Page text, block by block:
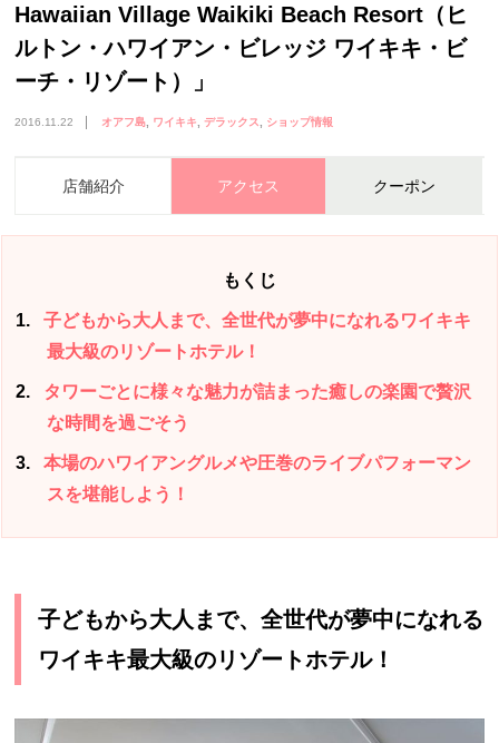
Hawaiian Village Waikiki Beach Resort（ヒ
ルトン・ハワイアン・ビレッジ ワイキキ・ビ
ーチ・リゾート）」
2016.11.22 オアフ島 ワイキキ デラックス ショップ情報
店舗紹介 アクセス クーポン
もくじ
1
子どもから大人まで、全世代が夢中になれるワイキキ
最大級のリゾートホテル！
2
タワーごとに様々な魅力が詰まった癒しの楽園で贅沢
な時間を過ごそう
3
本場のハワイアングルメや圧巻のライブパフォーマン
スを堪能しよう！
子どもから大人まで、全世代が夢中になれる
ワイキキ最大級のリゾートホテル！